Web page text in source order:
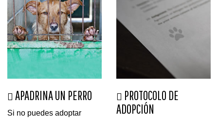
APADRINA UN PERRO
Si no puedes adoptar
PROTOCOLO DE
ADOPCIÓN